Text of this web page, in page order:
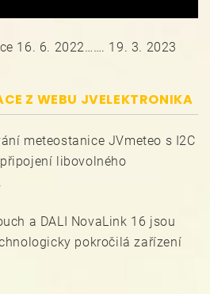
16. 6. 2022……. 19. 3. 2023
Z WEBU JVELEKTRONIKA
meteostanice JVmeteo s I2C
libovolného
a DALI NovaLink 16 jsou
pokročilá zařízení